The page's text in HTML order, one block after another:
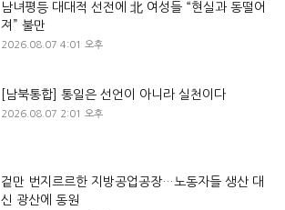
남녀평등 대대적 선전에 北 여성들 “현실과 동떨어
져” 불만
2026.08.07 4:01 오후
[남북통합] 통일은 선언이 아니라 실천이다
2026.08.07 2:01 오후
겉만 번지르르한 지방공업공장…노동자들 생산 대
신 광산에 동원